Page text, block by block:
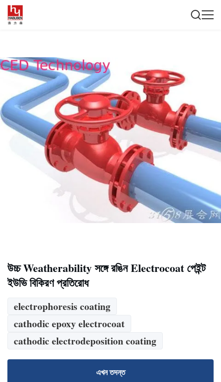
উচ্চ Weatherability সঙ্গে রঙিন Electrocoat পেইন্ট
ইউভি বিকিরণ প্রতিরোধ
electrophoresis coating
cathodic epoxy electrocoat
cathodic electrodeposition coating
এখন তদন্ত